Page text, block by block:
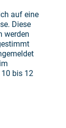
auf eine
Diese
werden
bis 12